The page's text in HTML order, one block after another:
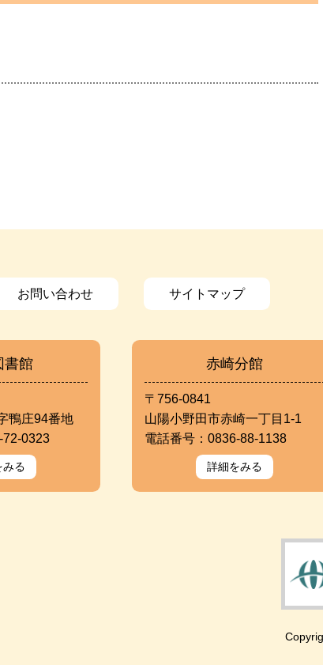
お問い合わせ サイトマップ
書館
鴨庄94番地
72-0323
みる
赤崎分館
〒756-0841
山陽小野田市赤崎一丁目1-1
電話番号：0836-88-1138
詳細をみる